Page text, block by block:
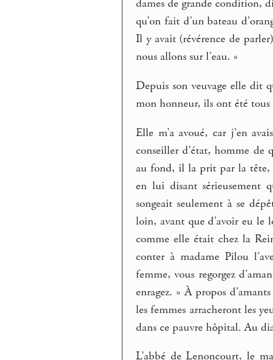
dames de grande condition,
qu’on fait d’un bateau
Il y avait (révérence de
nous allons sur l’eau. »
Depuis son veuvage elle dit
mon honneur, ils ont été tous
Elle m’a avoué, car j’en
conseiller d’état, homme
au fond, il la prit par la tête,
en lui disant sérieusement
songeait seulement à se
loin, avant que d’avoir eu
comme elle était chez la
conter à madame Pilou
femme, vous regorgez
enragez. » À propos
les femmes arracheront les
dans ce pauvre hôpital. Au
L’abbé de Lenoncourt, le